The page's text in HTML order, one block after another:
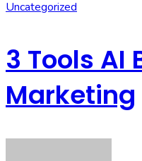
Uncategorized
3 Tools AI
Marketing